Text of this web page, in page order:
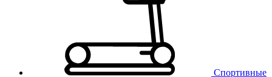
Спортивные